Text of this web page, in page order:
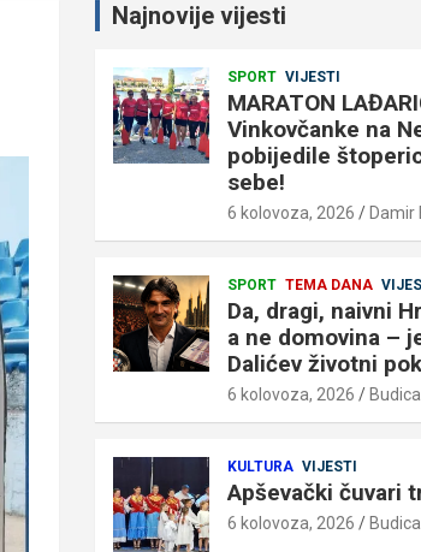
Najnovije vijesti
SPORT VIJESTI
MARATON
Vinkovčanke na
pobijedile
sebe!
6 kolovoza, 2026 Damir
SPORT TEMA DANA
Da, dragi, naivni
a ne domovina –
Dalićev životni
6 kolovoza, 2026
KULTURA VIJESTI
Apševački čuvari
6 kolovoza, 2026